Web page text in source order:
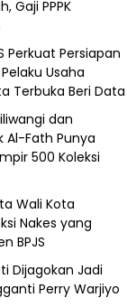
Gaji PPPK
Perkuat Persiapan
Usaha
Terbuka Beri Data
dan
Al-Fath Punya
500 Koleksi
Wali Kota
Nakes yang
BPJS
Dijagokan Jadi
Perry Warjiyo